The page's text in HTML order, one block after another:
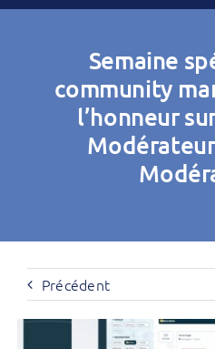
Semaine
community
l’honneur
Précédent